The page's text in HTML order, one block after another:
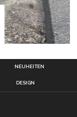
NEUHEITEN
DESIGN